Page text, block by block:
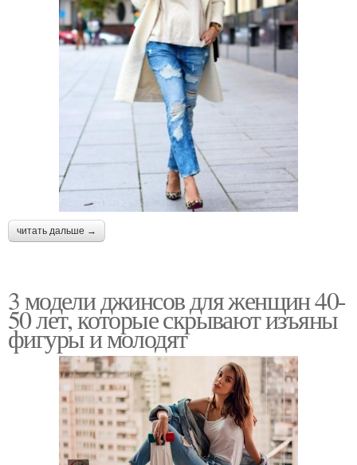
читать дальше →
3 модели джинсов для женщин 40-
50 лет, которые скрывают изъяны
фигуры и молодят